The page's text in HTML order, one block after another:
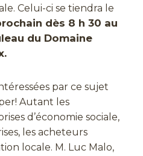
Celui-ci se tiendra le
dès 8 h 30 au
du Domaine
par ce sujet
Autant les
d’économie sociale,
les acheteurs
locale. M. Luc Malo,